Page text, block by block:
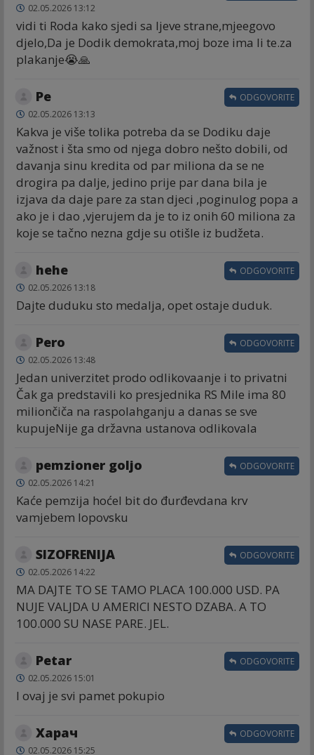
02.05.2026 13:12
vidi ti Roda kako sjedi sa ljeve strane,mjeegovo
djelo,Da je Dodik demokrata,moj boze ima li te.za
plakanje😭🙏
Ре
02.05.2026 13:13
Kakva je više tolika potreba da se Dodiku daje
važnost i šta smo od njega dobro nešto dobili, od
davanja sinu kredita od par miliona da se ne
drogira pa dalje, jedino prije par dana bila je
izjava da daje pare za stan djeci ,poginulog popa a
ako je i dao ,vjerujem da je to iz onih 60 miliona za
koje se tačno nezna gdje su otišle iz budžeta.
ODGOVORITE
hehe
02.05.2026 13:18
Dajte duduku sto medalja, opet ostaje duduk.
ODGOVORITE
Pero
02.05.2026 13:48
Jedan univerzitet prodo odlikovaanje i to privatni
Čak ga predstavili ko presjednika RS Mile ima 80
miliončiča na raspolahganju a danas se sve
kupujeNije ga državna ustanova odlikovala
ODGOVORITE
pemzioner goljo
02.05.2026 14:21
Kaće pemzija hoćel bit do đurđevdana krv
vamjebem lopovsku
ODGOVORITE
SIZOFRENIJA
02.05.2026 14:22
MA DAJTE TO SE TAMO PLACA 100.000 USD. PA
NUJE VALJDA U AMERICI NESTO DZABA. A TO
100.000 SU NASE PARE. JEL.
ODGOVORITE
Petar
02.05.2026 15:01
I ovaj je svi pamet pokupio
ODGOVORITE
Харач
02.05.2026 15:25
ODGOVORITE